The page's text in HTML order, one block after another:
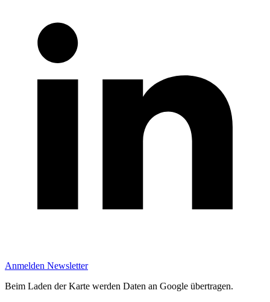
Anmelden Newsletter
Beim Laden der Karte werden Daten an Google übertragen.